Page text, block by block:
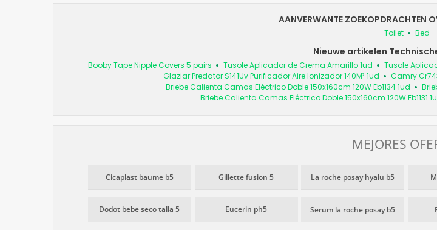
AANVERWANTE
Toilet Bed
Nieuwe artikelen
Booby Tape Nipple Covers 5 pairs Tusole Aplicador de Crema Amarillo 1ud Tusole
Glaziar Predator S141Uv Purificador Aire Ionizador 140M² 1ud
Camry
Briebe Calienta Camas Eléctrico Doble 150x160cm 120W Eb1134 1ud
Briebe Calienta Camas Eléctrico Doble 150x160cm 120W Eb1131
MEJORES
Cicaplast baume b5 Gillette fusion 5 La roche posay hyalu b5
Dodot bebe seco talla 5 Eucerin ph5 Serum la roche posay b5